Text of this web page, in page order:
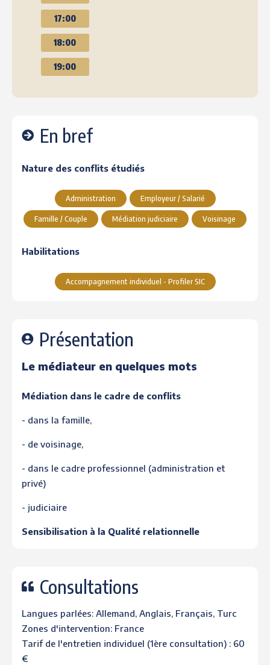
17:00
18:00
19:00
En bref
Nature des conflits étudiés
Administration Employeur / Salarié
Famille / Couple Médiation judiciaire Voisinage
Habilitations
Accompagnement individuel - Profiler SIC
Présentation
Le médiateur en quelques mots
Médiation dans le cadre de conflits
- dans la famille,
- de voisinage,
- dans le cadre professionnel (administration et
privé)
- judiciaire
Sensibilisation à la Qualité relationnelle
Consultations
Langues parlées: Allemand, Anglais, Français, Turc
Zones d'intervention: France
Tarif de l'entretien individuel (1ère consultation) : 60
€